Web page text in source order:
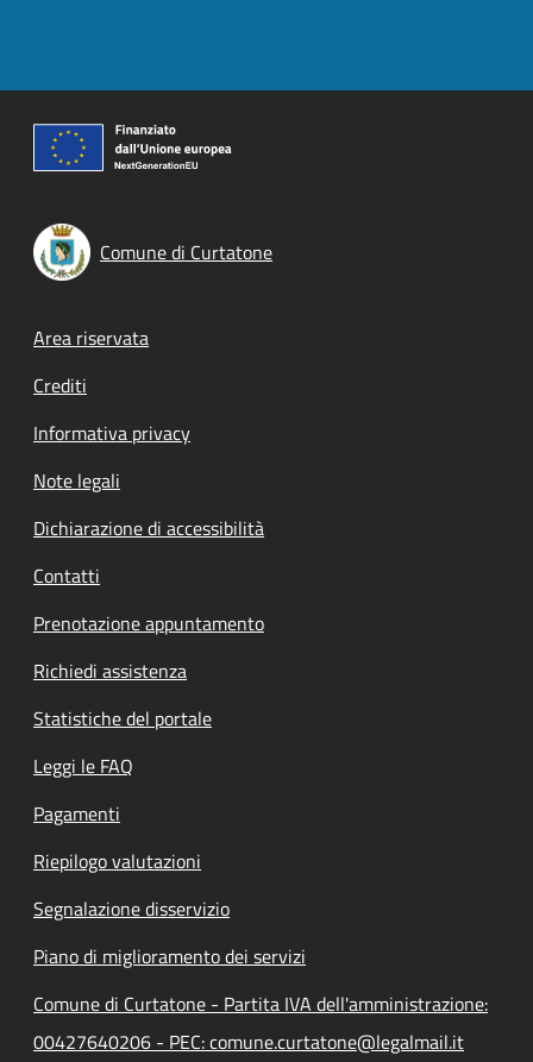
Comune di Curtatone
Footer menu
Area riservata
Crediti
Informativa privacy
Note legali
Dichiarazione di accessibilità
Contatti
Prenotazione appuntamento
Richiedi assistenza
Statistiche del portale
Leggi le FAQ
Pagamenti
Riepilogo valutazioni
Segnalazione disservizio
Piano di miglioramento dei servizi
Comune di Curtatone - Partita IVA dell'amministrazione:
00427640206 - PEC: comune.curtatone@legalmail.it